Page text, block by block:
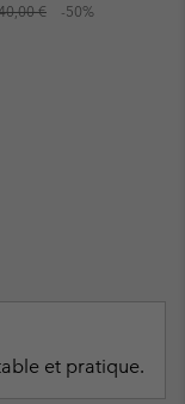
€ -50%
et pratique.